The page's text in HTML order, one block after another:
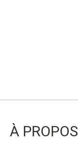
À PROPOS